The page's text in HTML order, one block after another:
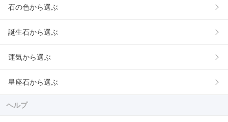
石の色から選ぶ
誕生石から選ぶ
運気から選ぶ
星座石から選ぶ
ヘルプ